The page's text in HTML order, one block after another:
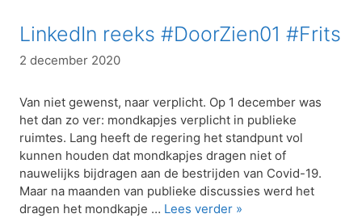
LinkedIn reeks #DoorZien01 #Frits
2 december 2020
Van niet gewenst, naar verplicht. Op 1 december was
het dan zo ver: mondkapjes verplicht in publieke
ruimtes. Lang heeft de regering het standpunt vol
kunnen houden dat mondkapjes dragen niet of
nauwelijks bijdragen aan de bestrijden van Covid-19.
Maar na maanden van publieke discussies werd het
dragen het mondkapje … Lees verder »